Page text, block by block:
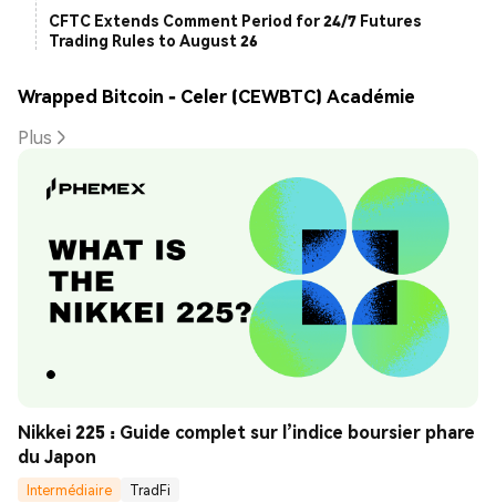
CFTC Extends Comment Period for 24/7 Futures
Trading Rules to August 26
Wrapped Bitcoin - Celer (CEWBTC) Académie
Plus
Nikkei 225 : Guide complet sur l’indice boursier phare
du Japon
Intermédiaire
TradFi